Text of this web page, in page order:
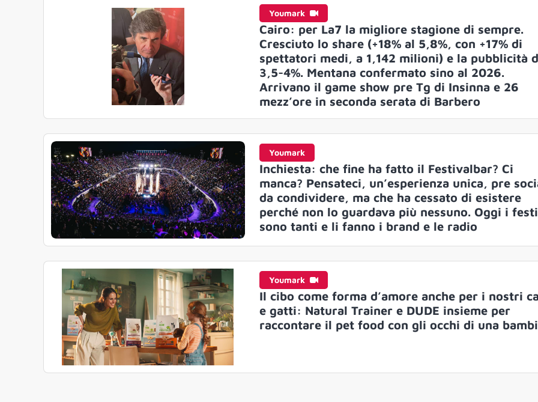
Youmark
Cairo: per La7 la migliore stagione di sempre.
Cresciuto lo share (+18% al 5,8%, con +17% di
spettatori medi, a 1,142 milioni) e la pubblicità
3,5-4%. Mentana confermato sino al 2026.
Arrivano il game show pre Tg di Insinna e 26
mezz’ore in seconda serata di Barbero
Youmark
Inchiesta: che fine ha fatto il Festivalbar? Ci
manca? Pensateci, un’esperienza unica, pre
da condividere, ma che ha cessato di esistere
perché non lo guardava più nessuno. Oggi i
sono tanti e li fanno i brand e le radio
Youmark
Il cibo come forma d’amore anche per i nostri
e gatti: Natural Trainer e DUDE insieme per
raccontare il pet food con gli occhi di una